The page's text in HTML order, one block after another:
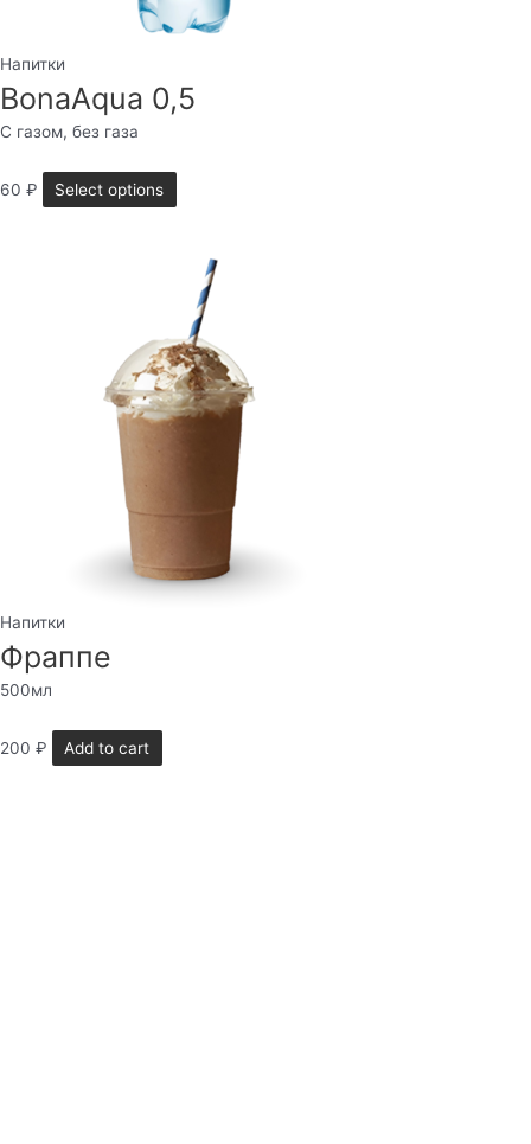
Напитки
BonaAqua 0,5
С газом, без газа
60 ₽ Select options
Напитки
Фраппе
500мл
200 ₽ Add to cart